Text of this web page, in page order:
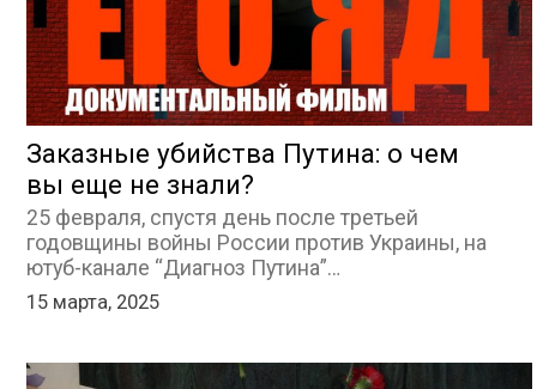
25 февраля, спустя день после третьей
годовщины войны России против Украины, на
ютуб-канале “Диагноз Путина”…
15 марта, 2025
Заказные убийства Путина: о чем
вы еще не знали?